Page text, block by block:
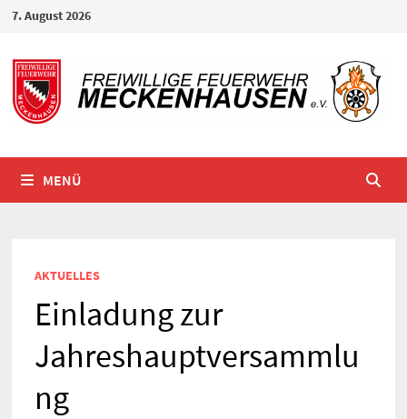
Zum
springen
7. August 2026
MENÜ
AKTUELLES
Einladung zur
Jahreshauptversammlu
ng